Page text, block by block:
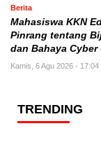
Berita
Mahasiswa KKN
Pinrang tentang
dan Bahaya Cyber
Kamis, 6 Agu 2026 - 17:04
TRENDING